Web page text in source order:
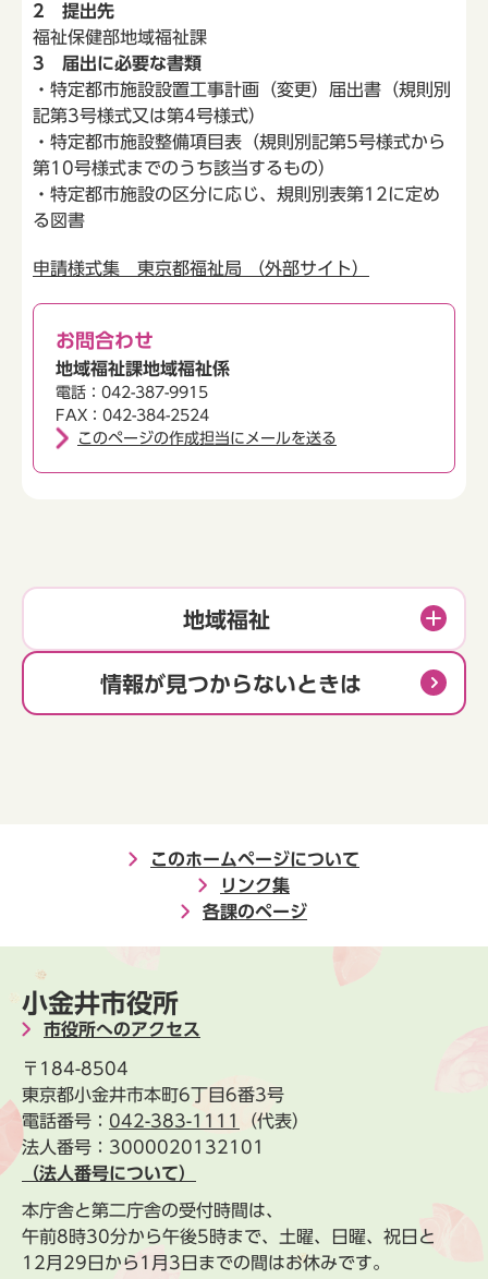
2 提出先
福祉保健部地域福祉課
3 届出に必要な書類
・特定都市施設設置工事計画（変更）届出書（規則別
記第3号様式又は第4号様式）
・特定都市施設整備項目表（規則別記第5号様式から
第10号様式までのうち該当するもの）
・特定都市施設の区分に応じ、規則別表第12に定め
る図書
申請様式集 東京都福祉局 （外部サイト）
お問合わせ
地域福祉課地域福祉係
電話：042-387-9915
FAX：042-384-2524
このページの作成担当にメールを送る
地域福祉
情報が見つからないときは
このホームページについて
リンク集
各課のページ
小金井市役所
市役所へのアクセス
〒184-8504
東京都小金井市本町6丁目6番3号
電話番号： 042-383-1111
（代表）
法人番号：3000020132101
（法人番号について）
本庁舎と第二庁舎の受付時間は、
午前8時30分から午後5時まで、土曜、日曜、祝日と
12月29日から1月3日までの間はお休みです。